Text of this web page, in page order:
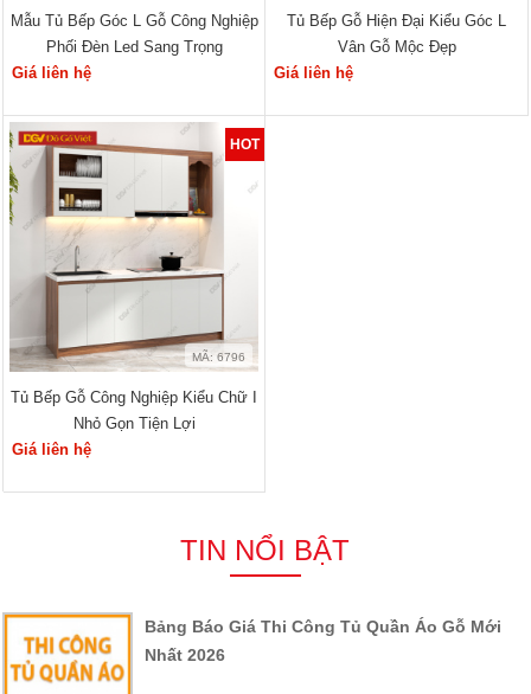
Mẫu Tủ Bếp Góc L Gỗ Công Nghiệp
Phối Đèn Led Sang Trọng
Giá liên hệ
Tủ Bếp Gỗ Hiện Đại Kiểu Góc L
Vân Gỗ Mộc Đẹp
Giá liên hệ
HOT
MÃ: 6796
Tủ Bếp Gỗ Công Nghiệp Kiểu Chữ I
Nhỏ Gọn Tiện Lợi
Giá liên hệ
TIN NỔI BẬT
Bảng Báo Giá Thi Công Tủ Quần Áo Gỗ Mới
Nhất 2026